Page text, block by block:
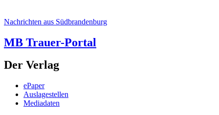
Nachrichten aus Südbrandenburg
MB Trauer-Portal
Der Verlag
ePaper
Auslagestellen
Mediadaten